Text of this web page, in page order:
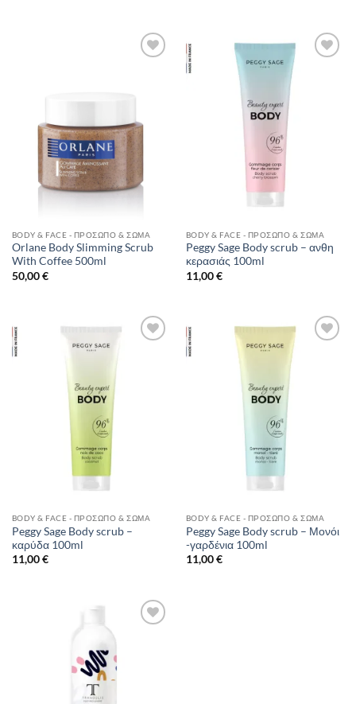
BODY & FACE - ΠΡΌΣΩΠΟ & ΣΏΜΑ
Orlane Body Slimming Scrub
With Coffee 500ml
50,00€
BODY & FACE - ΠΡΌΣΩΠΟ & ΣΏΜΑ
Peggy Sage Body scrub – ανθη
κερασιάς 100ml
11,00€
BODY & FACE - ΠΡΌΣΩΠΟ & ΣΏΜΑ
Peggy Sage Body scrub –
καρύδα 100ml
11,00€
BODY & FACE - ΠΡΌΣΩΠΟ & ΣΏΜΑ
Peggy Sage Body scrub – Μονόι
-γαρδένια 100ml
11,00€